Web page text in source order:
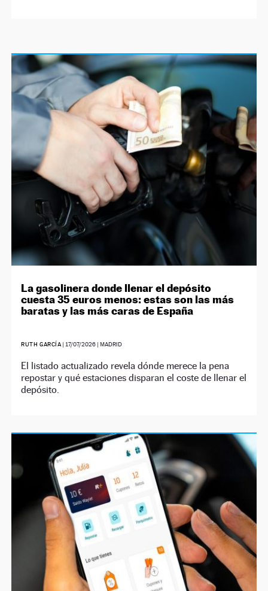
La gasolinera donde llenar el depósito
cuesta 35 euros menos: estas son las más
baratas y las más caras de España
RUTH GARCÍA | 17/07/2026 | MADRID
El listado actualizado revela dónde merece la pena
repostar y qué estaciones disparan el coste de llenar el
depósito.